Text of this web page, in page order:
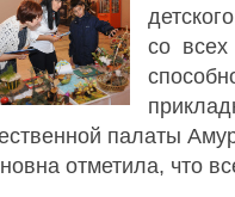
со всех
палаты
отметила, что